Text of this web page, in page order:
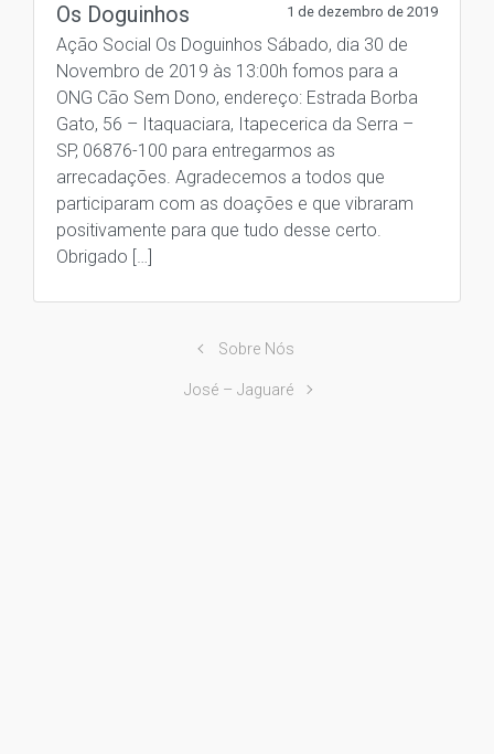
Os Doguinhos 1 de dezembro de 2019
Ação Social Os Doguinhos Sábado, dia 30 de
Novembro de 2019 às 13:00h fomos para a
ONG Cão Sem Dono, endereço: Estrada Borba
Gato, 56 – Itaquaciara, Itapecerica da Serra –
SP, 06876-100 para entregarmos as
arrecadações. Agradecemos a todos que
participaram com as doações e que vibraram
positivamente para que tudo desse certo.
Obrigado […]
Sobre Nós
José – Jaguaré